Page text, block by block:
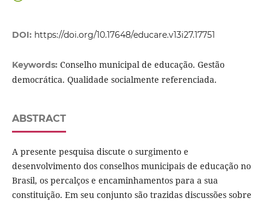
DOI: https://doi.org/10.17648/educare.v13i27.17751
Keywords: Conselho municipal de educação. Gestão
democrática. Qualidade socialmente referenciada.
ABSTRACT
A presente pesquisa discute o surgimento e
desenvolvimento dos conselhos municipais de educação no
Brasil, os percalços e encaminhamentos para a sua
constituição. Em seu conjunto são trazidas discussões sobre